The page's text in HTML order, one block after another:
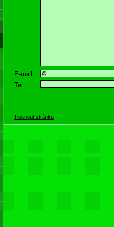
E-mail:
Tel.:
Tisknout stránku